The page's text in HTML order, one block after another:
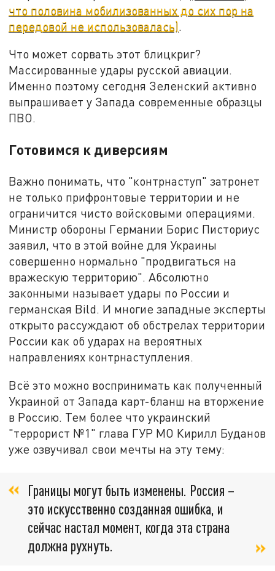
что половина мобилизованных до сих пор на
передовой не использовалась).
Что может сорвать этот блицкриг?
Массированные удары русской авиации.
Именно поэтому сегодня Зеленский активно
выпрашивает у Запада современные образцы
ПВО.
Готовимся к диверсиям
Важно понимать, что "контрнаступ" затронет
не только прифронтовые территории и не
ограничится чисто войсковыми операциями.
Министр обороны Германии Борис Писториус
заявил, что в этой войне для Украины
совершенно нормально "продвигаться на
вражескую территорию". Абсолютно
законными называет удары по России и
германская Bild. И многие западные эксперты
открыто рассуждают об обстрелах территории
России как об ударах на вероятных
направлениях контрнаступления.
Всё это можно воспринимать как полученный
Украиной от Запада карт-бланш на вторжение
в Россию. Тем более что украинский
"террорист №1" глава ГУР МО Кирилл Буданов
уже озвучивал свои мечты на эту тему:
Границы могут быть изменены. Россия –
это искусственно созданная ошибка, и
сейчас настал момент, когда эта страна
должна рухнуть.